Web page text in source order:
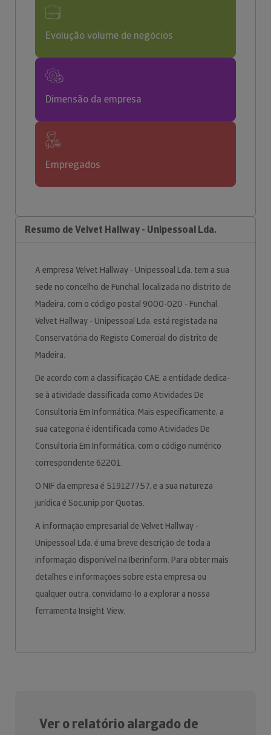
Evolução volume de negócios
Dimensão da empresa
Empregados
Resumo de Velvet Hallway - Unipessoal Lda.
A empresa Velvet Hallway - Unipessoal Lda. tem a sua
sede no concelho de Funchal, localizada no distrito de
Madeira, com o código postal 9000-020 - Funchal.
Velvet Hallway - Unipessoal Lda. está registada na
Conservatória do Registo Comercial do distrito de
Madeira.
De acordo com a classificação CAE, a entidade dedica-
se à atividade classificada como Atividades De
Consultoria Em Informática. Mais especificamente, a
sua categoria é identificada como Atividades De
Consultoria Em Informática, com o código numérico
correspondente 62201.
O NIF da empresa é 519127757, e a sua natureza
jurídica é Soc.unip.por Quotas.
A informação empresarial de Velvet Hallway -
Unipessoal Lda. é uma breve descrição de toda a
informação disponível na Iberinform. Para obter mais
detalhes e informações sobre esta empresa ou
qualquer outra, convidamo-lo a explorar a nossa
ferramenta Insight View.
Ver o relatório alargado de